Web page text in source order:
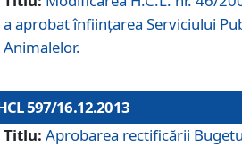
a aprobat înfiinţarea Serviciului
Animalelor.
597/16.12.2013
Titlu: Aprobarea rectificării